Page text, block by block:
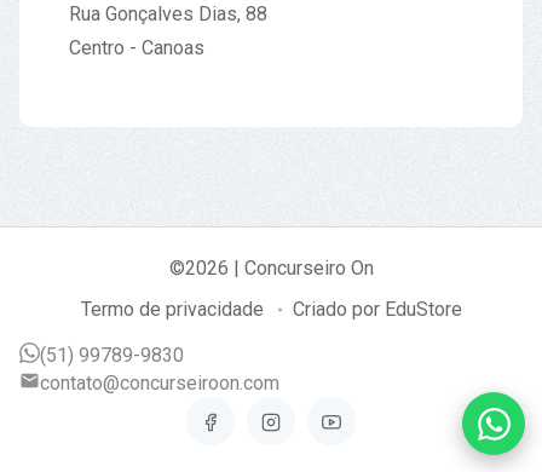
Rua Gonçalves Dias, 88
Centro - Canoas
©2026 | Concurseiro On
Termo de privacidade
Criado por EduStore
(51) 99789-9830
contato@concurseiroon.com